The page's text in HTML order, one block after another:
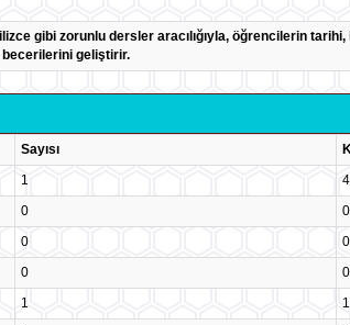
gibi zorunlu dersler aracılığıyla, öğrencilerin
geliştirir.
Sayısı
1
0
0
0
0
0
0
1